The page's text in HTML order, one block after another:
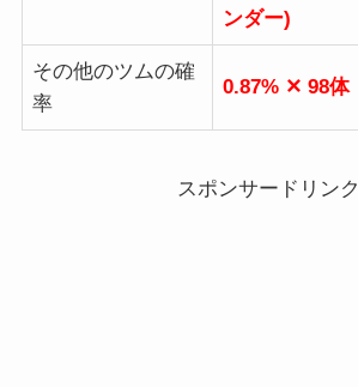
ンダー)
その他のツムの確
率
0.87% ✕ 98体
スポンサードリンク